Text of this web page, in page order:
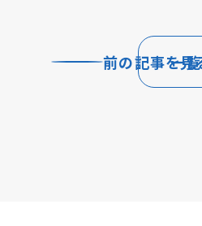
前の記事を見
一